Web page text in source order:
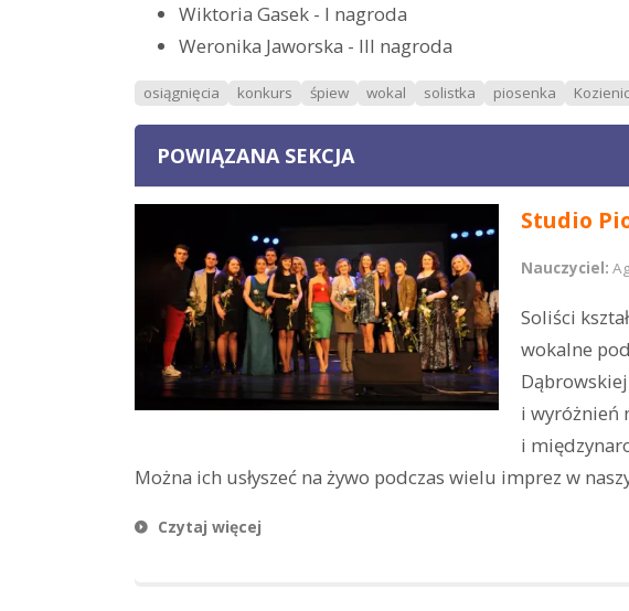
Wiktoria Gasek - I nagroda
Weronika Jaworska - III nagroda
osiągnięcia konkurs śpiew wokal solistka piosenka
POWIĄZANA SEKCJA
Studio
Nauczyciel:
Soliści
wokalne
i wyróżnień
i
Można ich usłyszeć na żywo podczas wielu imprez w
Czytaj więcej